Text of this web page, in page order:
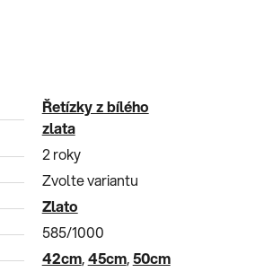
Řetízky z bílého
zlata
2 roky
Zvolte variantu
Zlato
585/1000
42cm,45cm,50cm